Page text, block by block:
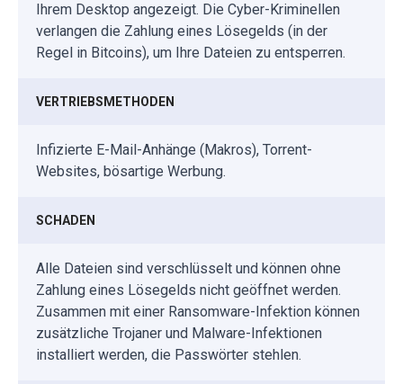
Ihrem Desktop angezeigt. Die Cyber-Kriminellen
verlangen die Zahlung eines Lösegelds (in der
Regel in Bitcoins), um Ihre Dateien zu entsperren.
VERTRIEBSMETHODEN
Infizierte E-Mail-Anhänge (Makros), Torrent-
Websites, bösartige Werbung.
SCHADEN
Alle Dateien sind verschlüsselt und können ohne
Zahlung eines Lösegelds nicht geöffnet werden.
Zusammen mit einer Ransomware-Infektion können
zusätzliche Trojaner und Malware-Infektionen
installiert werden, die Passwörter stehlen.